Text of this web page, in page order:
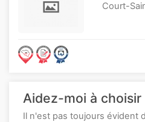
Court-
Aidez-moi à
Il n'est pas toujours évident